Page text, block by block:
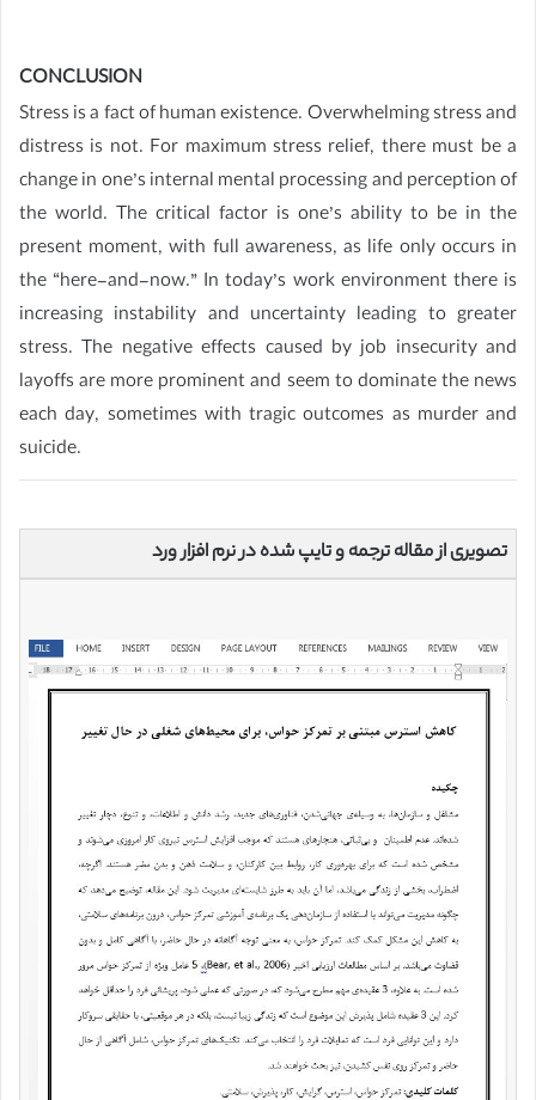
CONCLUSION
Stress is a fact of human existence. Overwhelming stress and
distress is not. For maximum stress relief, there must be a
change in one’s internal mental processing and perception of
the world. The critical factor is one’s ability to be in the
present moment, with full awareness, as life only occurs in
the “here-and-now.” In today’s work environment there is
increasing instability and uncertainty leading to greater
stress. The negative effects caused by job insecurity and
layoffs are more prominent and seem to dominate the news
each day, sometimes with tragic outcomes as murder and
suicide.
تصویری از مقاله ترجمه و تایپ شده در نرم افزار ورد